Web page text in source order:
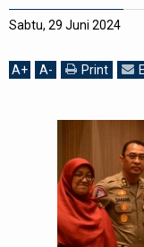
Sabtu, 29 Juni 2024
A+ A- Print
BISNIS
EDUKASI
ADVETORIAL
REDAKSI